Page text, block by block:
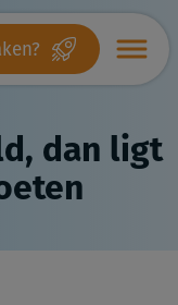
dan ligt